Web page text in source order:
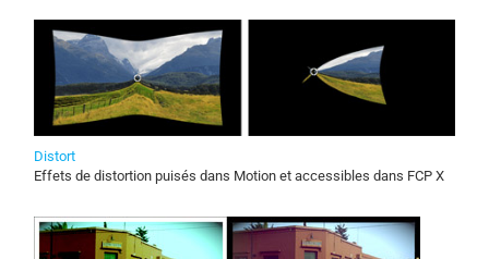
Distort
Effets de distortion puisés dans Motion et accessibles dans FCP X